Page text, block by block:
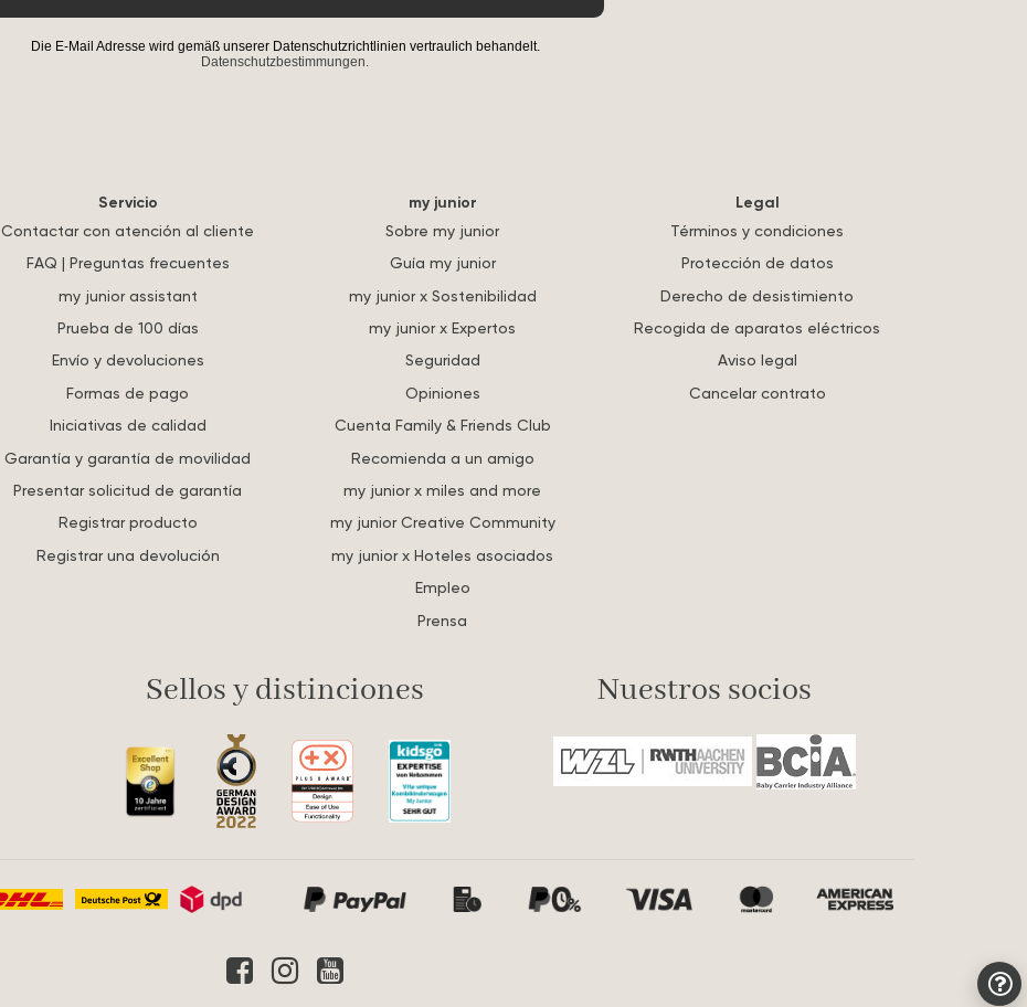
Die E-Mail Adresse wird gemäß unserer Datenschutzrichtlinien vertraulich behandelt.
Datenschutzbestimmungen.
Servicio
Contactar con atención al cliente
FAQ | Preguntas frecuentes
my junior assistant
Prueba de 100 días
Envío y devoluciones
Formas de pago
Iniciativas de calidad
Garantía y garantía de movilidad
Presentar solicitud de garantía
Registrar producto
Registrar una devolución
my junior
Sobre my junior
Guía my junior
my junior x Sostenibilidad
my junior x Expertos
Seguridad
Opiniones
Cuenta Family & Friends Club
Recomienda a un amigo
my junior x miles and more
my junior Creative Community
my junior x Hoteles asociados
Empleo
Prensa
Legal
Términos y condiciones
Protección de datos
Derecho de desistimiento
Recogida de aparatos eléctricos
Aviso legal
Cancelar contrato
Sellos y distinciones Nuestros socios